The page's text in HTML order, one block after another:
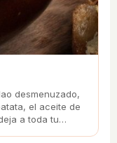
desmenuzado,
el aceite de
a toda tu